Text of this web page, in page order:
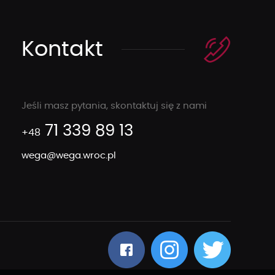
Kontakt
Jeśli masz pytania, skontaktuj się z nami
+48 71 339 89 13
wega@wega.wroc.pl